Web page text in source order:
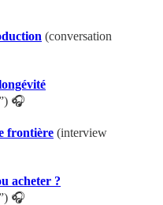
(conversation
🎧
frontière (interview
acheter ?
🎧